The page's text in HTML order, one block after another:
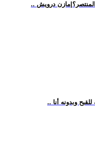
وبدونه أنا